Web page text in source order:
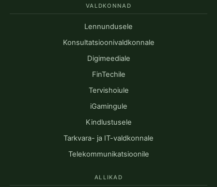
VALDKONNAD
Lennundusele
Konsultatsioonivaldkonnale
Digimeediale
FinTechile
Tervishoiule
iGamingule
Kindlustusele
Tarkvara- ja IT-valdkonnale
Telekommunikatsioonile
ALLIKAD